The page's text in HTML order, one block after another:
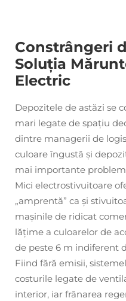
Constrângeri
Soluția
Electric
Depozitele de astăzi se
mari legate de spațiu
dintre managerii de
culoare îngustă și
mai importante
Mici electrostivuitoare
„amprentă” ca și
mașinile de ridicat
lățime a culoarelor de
de peste 6 m indiferent
Fiind fără emisii,
costurile legate de
interior, iar frânarea